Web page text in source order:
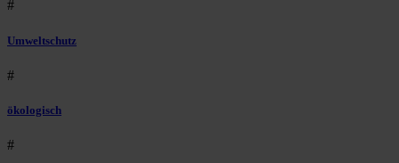
#
Umweltschutz
#
ökologisch
#